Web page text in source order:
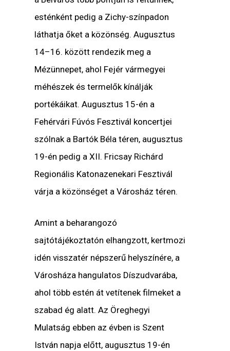
esténként pedig a Zichy-színpadon
láthatja őket a közönség. Augusztus
14–16. között rendezik meg a
Mézünnepet, ahol Fejér vármegyei
méhészek és termelők kínálják
portékáikat. Augusztus 15-én a
Fehérvári Fúvós Fesztivál koncertjei
szólnak a Bartók Béla téren, augusztus
19-én pedig a XII. Fricsay Richárd
Regionális Katonazenekari Fesztivál
várja a közönséget a Városház téren.
Amint a beharangozó
sajtótájékoztatón elhangzott, kertmozi
idén visszatér népszerű helyszínére, a
Városháza hangulatos Díszudvarába,
ahol több estén át vetítenek filmeket a
szabad ég alatt. Az Öreghegyi
Mulatság ebben az évben is Szent
István napja előtt, augusztus 19-én